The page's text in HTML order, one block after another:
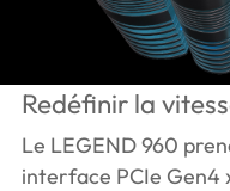
Redéfinir la
Le LEGEND 960
interface PCIe Gen4